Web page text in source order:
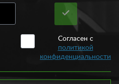
Согласен с
политикой
конфиденциальности